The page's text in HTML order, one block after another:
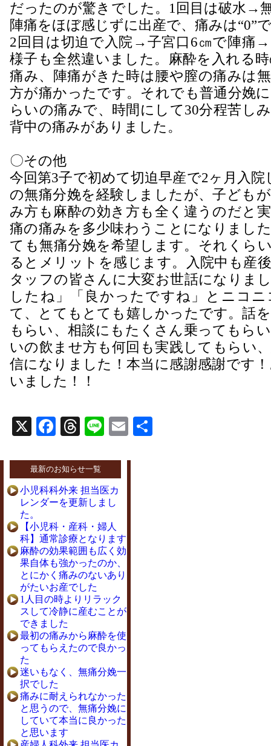
だったのが驚きでした。1回目は破水→
陣痛をほぼ感じずに出産で、痛みは“0”
2回目は切迫で入院→子宮口6㎝で陣痛
様子も全然違いました。麻酔を入れる
痛み、陣痛がきた時は腰や膣の痛みは
方が痛かったです。それでも普通分娩
らいの痛みで、時間にして30分程苦し
背中の痛みがありました。
〇その他
今回第3子で初めて切迫早産で2ヶ月入院
の無痛分娩を経験しましたが、子ども
み方も麻酔の効き方も全く違うのだと
痛の痛みを多少味わうことになりまし
ても無痛分娩を希望します。それくら
るとメリットを感じます。入院中も産
タッフの皆さんに大変お世話になりま
したね」「良かったですね」とニコ
て、とてもとても嬉しかったです。話
もらい、相談にもたくさん乗ってもら
いの飲ませ方も何回も実践してもらい
信になりました！本当に感謝感謝です
いました！！
X Facebook
Threads
LineEmail
最新のお知らせ一覧
小児科科外来 担当医カ
レンダーを更新しまし
た。
【小児科・産科・婦人
科】通常診療となります
麻酔の効果範囲も広く効
果自体も強かったのか、
とにかく痛みのないあり
がたいお産でした
1人目の時よりリラック
スして冷静に産むことが
できました
最初の痛みから麻酔を使
ってもらえたので良かっ
た
迷いもなく、無痛分娩一
択でした
痛みに耐えられなかった
と思うので、無痛分娩に
していて本当に良かった
と思います